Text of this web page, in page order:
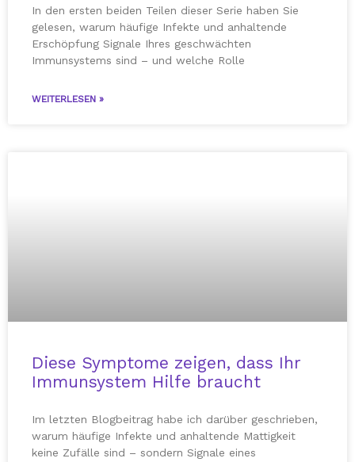
In den ersten beiden Teilen dieser Serie haben Sie
gelesen, warum häufige Infekte und anhaltende
Erschöpfung Signale Ihres geschwächten
Immunsystems sind – und welche Rolle
WEITERLESEN »
Diese Symptome zeigen, dass Ihr
Immunsystem Hilfe braucht
Im letzten Blogbeitrag habe ich darüber geschrieben,
warum häufige Infekte und anhaltende Mattigkeit
keine Zufälle sind – sondern Signale eines